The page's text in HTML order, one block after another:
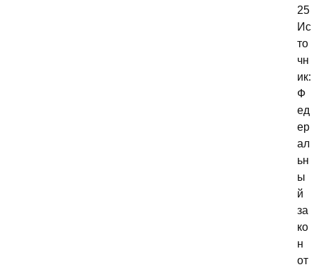
25
Ис
то
чн
ик:
Ф
ед
ер
ал
ьн
ы
й
за
ко
н
от